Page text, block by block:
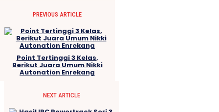
PREVIOUS ARTICLE
Point Tertinggi 3 Kelas,
Berikut Juara Umum Nikki
Autonation Enrekang
NEXT ARTICLE